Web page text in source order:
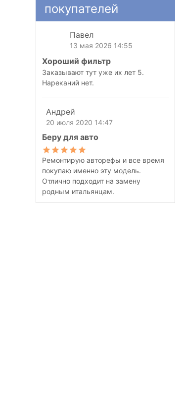
покупателей
Павел
13 мая 2026 14:55
Хороший фильтр
Заказывают тут уже их лет 5.
Нареканий нет.
Андрей
20 июля 2020 14:47
Беру для авто
Ремонтирую авторефы и все время
покупаю именно эту модель.
Отлично подходит на замену
родным итальянцам.